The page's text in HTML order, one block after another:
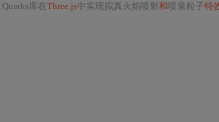
.Quarks库在Three.js中实现拟真火焰喷射和喷泉粒子特